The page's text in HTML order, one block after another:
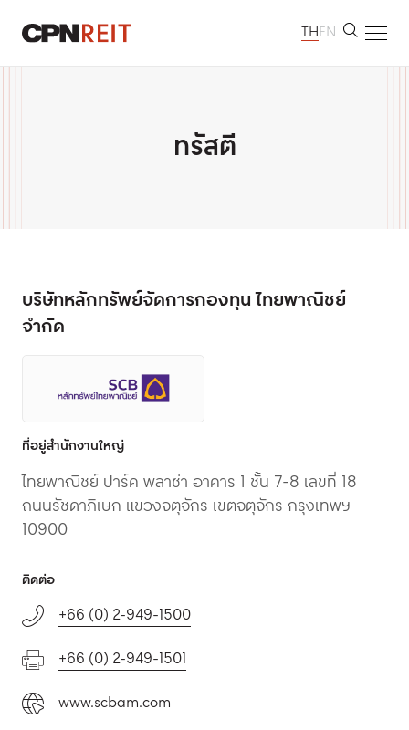
THEN
ทรัสตี
บริษัทหลักทรัพย์จัดการกองทุนไทยพาณิชย์
จำกัด
ที่อยู่สำนักงานใหญ่
ไทยพาณิชย์ ปาร์ค พลาซ่า อาคาร 1 ชั้น 7-8 เลขที่ 18
ถนนรัชดาภิเษก แขวงจตุจักร เขตจตุจักร กรุงเทพฯ
10900
ติดต่อ
+66 (0) 2-949-1500
+66 (0) 2-949-1501
www.scbam.com